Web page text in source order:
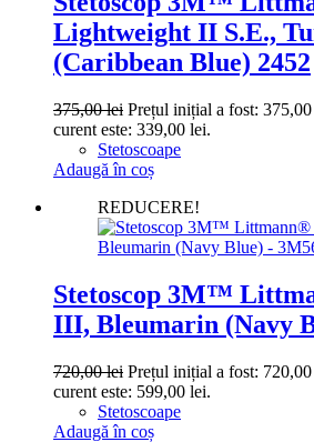
Lightweight II S.E.,
(Caribbean Blue) 2452
375,00lei Prețul inițial a fost:
curent este: 339,00 lei.
Stetoscoape
Adaugă în coș
REDUCERE!
Stetoscop 3M™
III, Bleumarin (Navy
720,00lei Prețul inițial a fost:
curent este: 599,00 lei.
Stetoscoape
Adaugă în coș